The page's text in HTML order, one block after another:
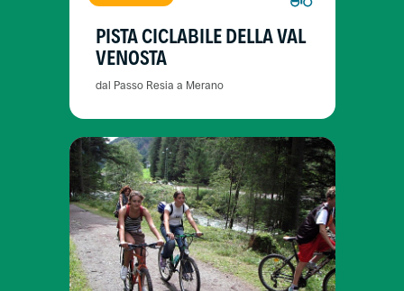
PISTA CICLABILE DELLA VAL
VENOSTA
dal Passo Resia a Merano